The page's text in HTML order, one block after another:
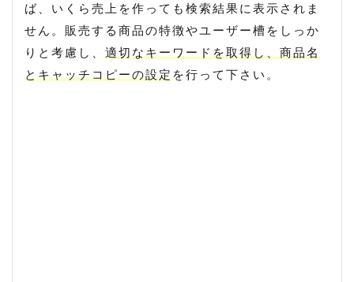
ば、いくら売上を作っても検索結果に表示されま
せん。販売する商品の特徴やユーザー槽をしっか
りと考慮し、 適切なキーワードを取得し、商品名
とキャッチコピーの設定 を行って下さい。